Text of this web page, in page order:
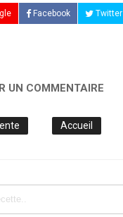
Facebook Twitter
UN COMMENTAIRE
Accueil